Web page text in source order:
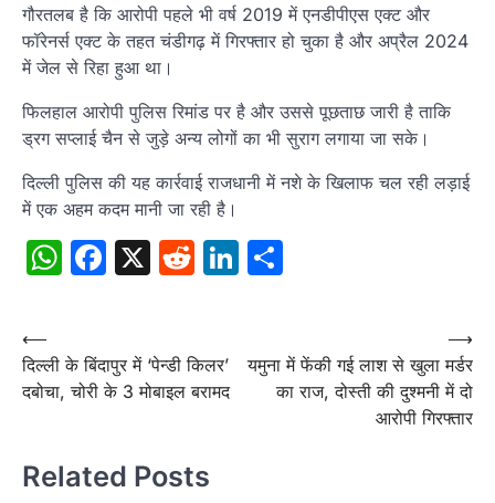
गौरतलब है कि आरोपी पहले भी वर्ष 2019 में एनडीपीएस एक्ट और
फॉरेनर्स एक्ट के तहत चंडीगढ़ में गिरफ्तार हो चुका है और अप्रैल 2024
में जेल से रिहा हुआ था।
फिलहाल आरोपी पुलिस रिमांड पर है और उससे पूछताछ जारी है ताकि
ड्रग सप्लाई चैन से जुड़े अन्य लोगों का भी सुराग लगाया जा सके।
दिल्ली पुलिस की यह कार्रवाई राजधानी में नशे के खिलाफ चल रही लड़ाई
में एक अहम कदम मानी जा रही है।
WhatsApp
Facebook
X RedditLinkedIn
Post
navigation
⟵
दिल्ली के बिंदापुर में ‘पेन्डी किलर’
दबोचा, चोरी के 3 मोबाइल बरामद
यमुना में फेंकी गई लाश से खुला मर्डर
का राज, दोस्ती की दुश्मनी में दो
आरोपी गिरफ्तार
⟶
Related Posts